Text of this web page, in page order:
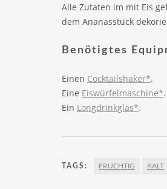
Alle Zutaten im mit Eis
dem Ananasstück
Benötigtes
Einen Cocktailshaker*.
Eine Eiswürfelmaschine*.
Ein Longdrinkglas*.
TAGS: FRUCHTIG KALT